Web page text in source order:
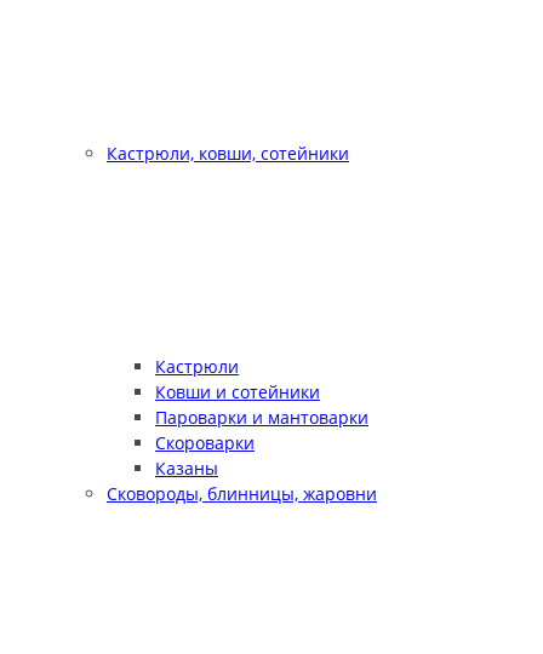
Кастрюли, ковши, сотейники
Кастрюли
Ковши и сотейники
Пароварки и мантоварки
Скороварки
Казаны
Сковороды, блинницы, жаровни